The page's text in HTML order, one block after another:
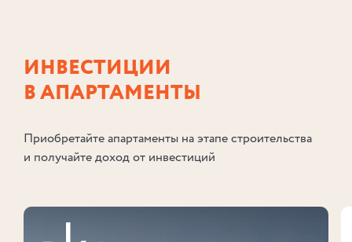
ИНВЕСТИЦИИ
В АПАРТАМЕНТЫ
Приобретайте апартаменты на этапе строительства
и получайте доход от инвестиций